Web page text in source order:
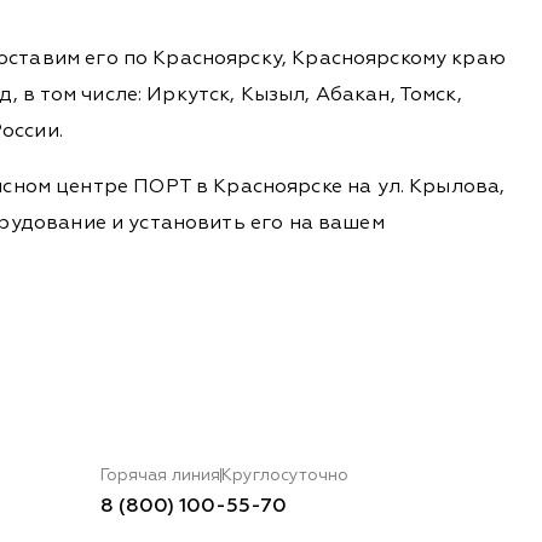
его по Красноярску, Красноярскому краю
в том числе: Иркутск, Кызыл, Абакан, Томск,
центре ПОРТ в Красноярске на ул. Крылова,
и установить его на вашем
Горячая линия Круглосуточно
8 (800) 100-55-70